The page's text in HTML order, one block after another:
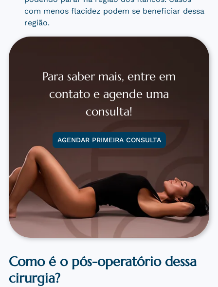
com menos flacidez podem se beneficiar dessa
região.
Para saber mais, entre em
contato e agende uma
consulta!
AGENDAR PRIMEIRA CONSULTA
Como é o pós-operatório dessa
cirurgia?